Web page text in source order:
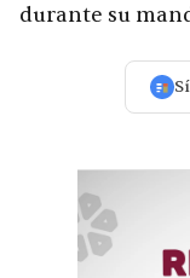
durante su